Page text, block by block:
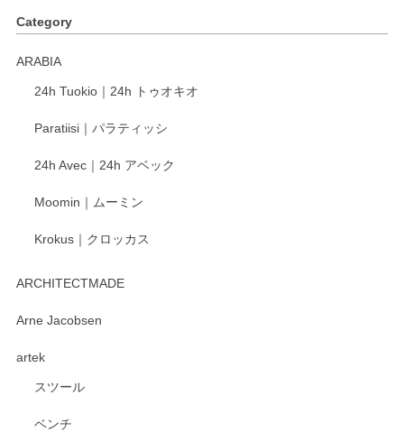
Category
ARABIA
24h Tuokio｜24h トゥオキオ
Paratiisi｜パラティッシ
24h Avec｜24h アベック
Moomin｜ムーミン
Krokus｜クロッカス
ARCHITECTMADE
Arne Jacobsen
artek
スツール
ベンチ